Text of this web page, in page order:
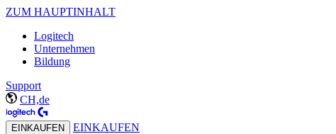
ZUM HAUPTINHALT
Logitech
Unternehmen
Bildung
Support
CH,de
EINKAUFEN EINKAUFEN